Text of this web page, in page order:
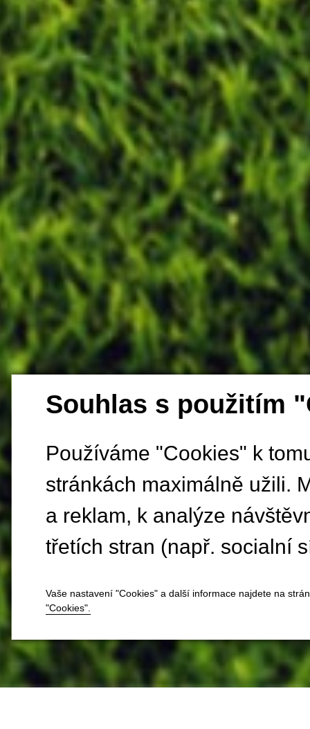
Souhlas s použitím
Používáme "Cookies" k
stránkách maximálně užili.
a reklam, k analýze
třetích stran (např. socialní
Vaše nastavení "Cookies" a další informace najdete na
"Cookies".